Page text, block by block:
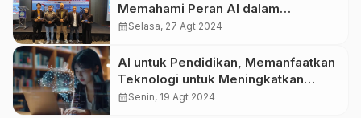
Memahami Peran AI dalam
Meningkatkan Kualitas Pembelajaran
calendar_monthSelasa, 27 Agt 2024
AI untuk Pendidikan, Memanfaatkan
Teknologi untuk Meningkatkan
Kualitas Belajar
calendar_monthSenin, 19 Agt 2024